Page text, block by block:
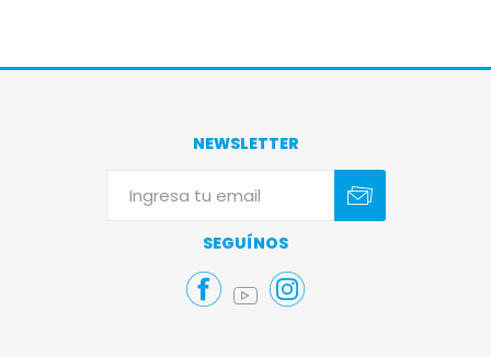
NEWSLETTER
SEGUÍNOS